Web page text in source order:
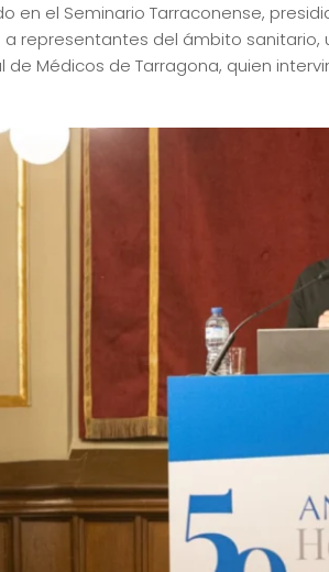
en el Seminario Tarraconense,
representantes del ámbito sanitario,
de Médicos de Tarragona, quien